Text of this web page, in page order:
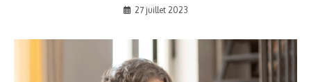
27 juillet 2023